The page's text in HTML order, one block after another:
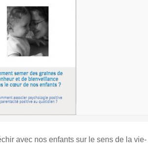
avec nos enfants sur le sens de la vie-